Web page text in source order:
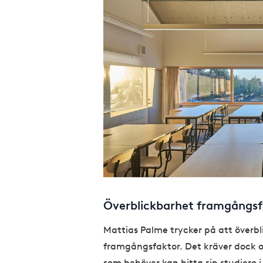
Överblickbarhet
Mattias Palme trycker på att
framgångsfaktor. Det kräver dock